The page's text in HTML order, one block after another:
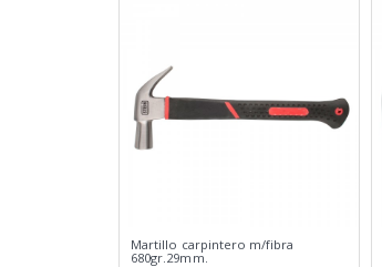
Martillo carpintero m/fibra
680gr.29mm.